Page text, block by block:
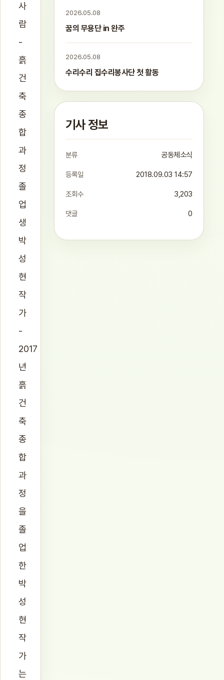
사
람
-
흙
건
축
종
합
과
정
졸
업
생
박
성
현
작
가
-
2017
년
흙
건
축
종
합
과
정
을
졸
업
한
박
성
현
작
가
는
2026.05.08
꿈의 무용단 in 완주
2026.05.08
수리수리 집수리봉사단 첫 활동
기사 정보
분류 공동체소식
등록일 2018.09.03 14:57
조회수 3,203
댓글 0